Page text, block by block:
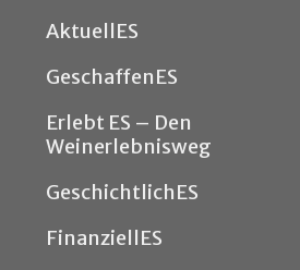
AktuellES
GeschaffenES
Erlebt ES – Den
Weinerlebnisweg
GeschichtlichES
FinanziellES